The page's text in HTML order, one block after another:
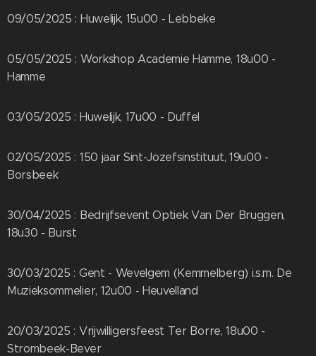
09/05/2025 : Huwelijk, 15u00 - Lebbeke
05/05/2025 : Workshop Academie Hamme, 18u00 -
Hamme
03/05/2025 : Huwelijk, 17u00 - Duffel
02/05/2025 : 150 jaar Sint-Jozefsinstituut, 19u00 -
Borsbeek
30/04/2025 : Bedrijfsevent Optiek Van Der Bruggen,
18u30 - Burst
30/03/2025 : Gent - Wevelgem (Kemmelberg) i.s.m. De
Muzieksommelier, 12u00 - Heuvelland
20/03/2025 : Vrijwilligersfeest Ter Borre, 18u00 -
Strombeek-Bever